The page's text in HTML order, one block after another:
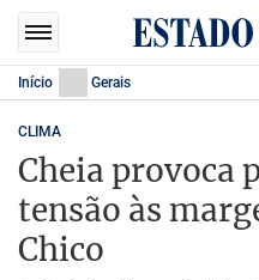
Início Gerais
CLIMA
Cheia provoca
tensão às
Chico